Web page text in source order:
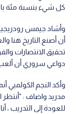
كل شيء بنسبة مئة
وأشاد جيمس رودريجيز
أن أصنع التاريخ هنا
تحقيق الانتصارات
دواعي سروري أن ألعب
وأكد النجم الكولمبي
مدريد واضاف :
للعودة إلى التدريب ،